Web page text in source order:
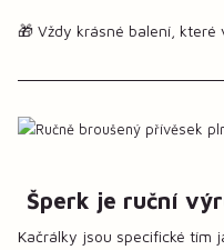
🎁 Vždy krásné balení, které
Šperk je ruční
Kačrálky jsou specifické tím